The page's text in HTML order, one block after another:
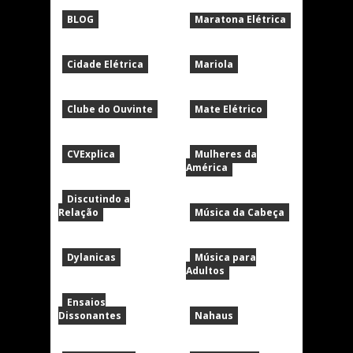
BLOG
Cidade Elétrica
Clube do Ouvinte
CVExplica
Discutindo a
Relação
Dylanicas
Ensaios
Dissonantes
Maratona Elétrica
Mariola
Mate Elétrico
Mulheres da
América
Música da Cabeça
Música para
Adultos
Nahaus